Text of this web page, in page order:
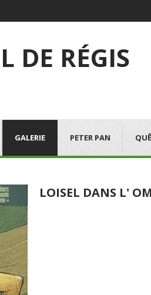
DE RÉGIS
GALERIE PETER PAN
LOISEL DANS L'